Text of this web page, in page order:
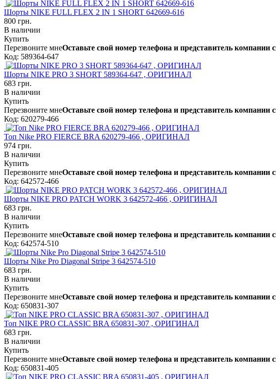
Шорты NIKE FULL FLEX 2 IN 1 SHORT 642669-616
800 грн.
В наличии
Купить
Перезвоните мнеОставьте свой номер телефона и представитель компании
Код: 589364-647
Шорты NIKE PRO 3 SHORT 589364-647 , ОРИГИНАЛ
683 грн.
В наличии
Купить
Перезвоните мнеОставьте свой номер телефона и представитель компании
Код: 620279-466
Топ Nike PRO FIERCE BRA 620279-466 , ОРИГИНАЛ
974 грн.
В наличии
Купить
Перезвоните мнеОставьте свой номер телефона и представитель компании
Код: 642572-466
Шорты NIKE PRO PATCH WORK 3 642572-466 , ОРИГИНАЛ
683 грн.
В наличии
Купить
Перезвоните мнеОставьте свой номер телефона и представитель компании
Код: 642574-510
Шорты Nike Pro Diagonal Stripe 3 642574-510
683 грн.
В наличии
Купить
Перезвоните мнеОставьте свой номер телефона и представитель компании
Код: 650831-307
Топ NIKE PRO CLASSIC BRA 650831-307 , ОРИГИНАЛ
683 грн.
В наличии
Купить
Перезвоните мнеОставьте свой номер телефона и представитель компании
Код: 650831-405